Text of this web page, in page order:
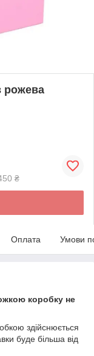
рожева
₴
Оплата Умови
коробку не
здійснюється
буде більша від